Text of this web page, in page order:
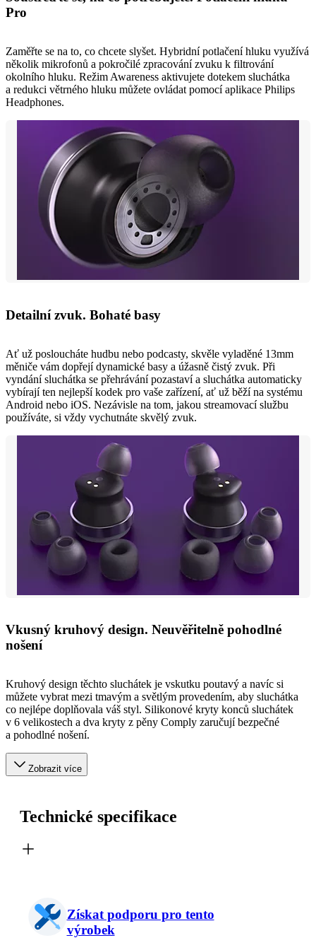
Pro
Zaměřte se na to, co chcete slyšet. Hybridní potlačení hluku využívá
několik mikrofonů a pokročilé zpracování zvuku k filtrování
okolního hluku. Režim Awareness aktivujete dotekem sluchátka
a redukci větrného hluku můžete ovládat pomocí aplikace Philips
Headphones.
Detailní zvuk. Bohaté basy
Ať už posloucháte hudbu nebo podcasty, skvěle vyladěné 13mm
měniče vám dopřejí dynamické basy a úžasně čistý zvuk. Při
vyndání sluchátka se přehrávání pozastaví a sluchátka automaticky
vybírají ten nejlepší kodek pro vaše zařízení, ať už běží na systému
Android nebo iOS. Nezávisle na tom, jakou streamovací službu
používáte, si vždy vychutnáte skvělý zvuk.
Vkusný kruhový design. Neuvěřitelně pohodlné
nošení
Kruhový design těchto sluchátek je vskutku poutavý a navíc si
můžete vybrat mezi tmavým a světlým provedením, aby sluchátka
co nejlépe doplňovala váš styl. Silikonové kryty konců sluchátek
v 6 velikostech a dva kryty z pěny Comply zaručují bezpečné
a pohodlné nošení.
Zobrazit více
Technické specifikace
Získat podporu pro tento
výrobek